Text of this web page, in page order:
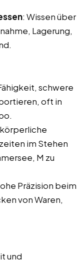
: Wissen über
Lagerung,
schwere
oft in
im Stehen
M zu
Präzision beim
von Waren,
und